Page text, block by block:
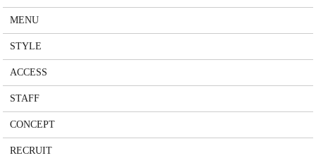
MENU
STYLE
ACCESS
STAFF
CONCEPT
RECRUIT